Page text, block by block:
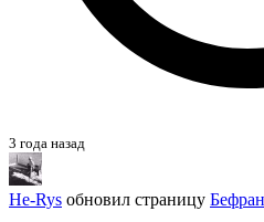
3 года назад
He-Rys обновил страницу